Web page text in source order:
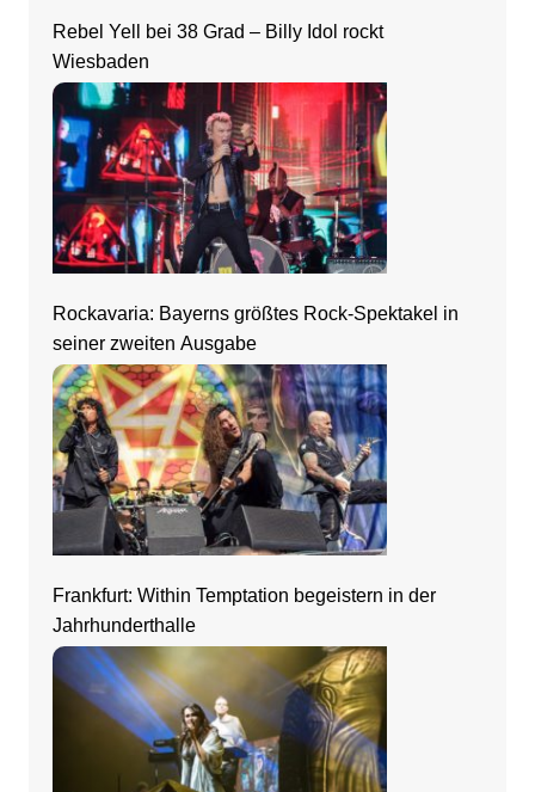
Rebel Yell bei 38 Grad – Billy Idol rockt
Wiesbaden
Rockavaria: Bayerns größtes Rock-Spektakel in
seiner zweiten Ausgabe
Frankfurt: Within Temptation begeistern in der
Jahrhunderthalle